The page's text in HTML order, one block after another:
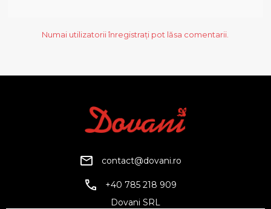
Numai utilizatorii înregistrați pot lăsa comentarii.
contact@dovani.ro
+40 785 218 909
Dovani SRL